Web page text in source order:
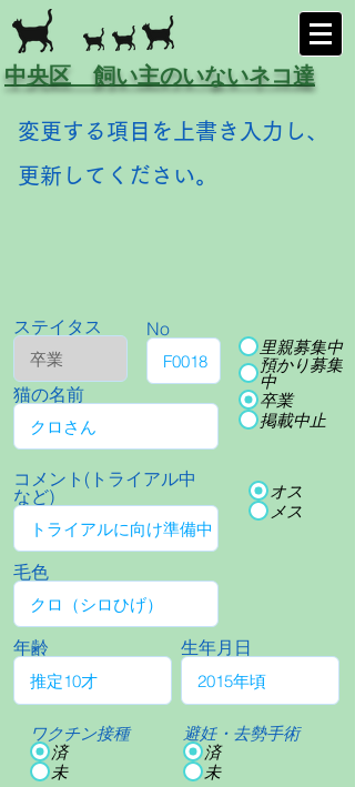
中央区 飼い主のいないネコ達
変更する項目を上書き入力し、
更新してください。
ステイタス No
猫の名前
里親募集中
預かり募集
中
卒業
掲載中止
コメント(トライアル中
など)
オス
メス
毛色
年齢
ワクチン接種
済
未
生年月日
避妊・去勢手術
済
未